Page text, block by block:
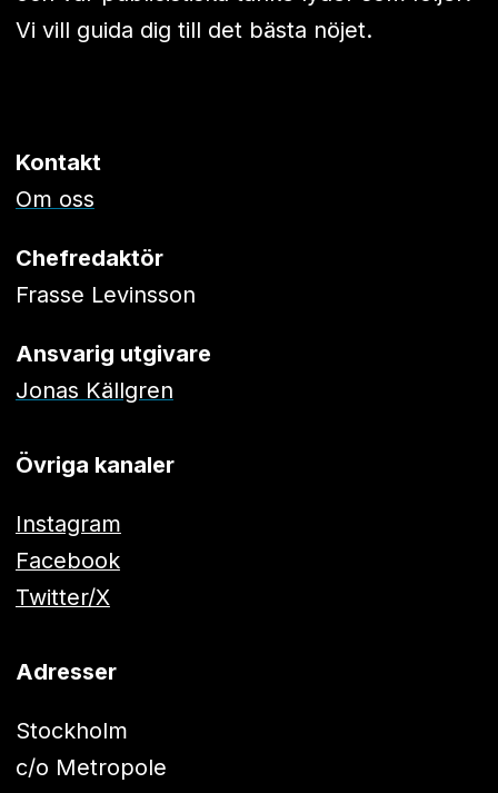
Vi vill guida dig till det bästa nöjet.
Kontakt
Om oss
Chefredaktör
Frasse Levinsson
Ansvarig utgivare
Jonas Källgren
Övriga kanaler
Instagram
Facebook
Twitter/X
Adresser
Stockholm
c/o Metropole